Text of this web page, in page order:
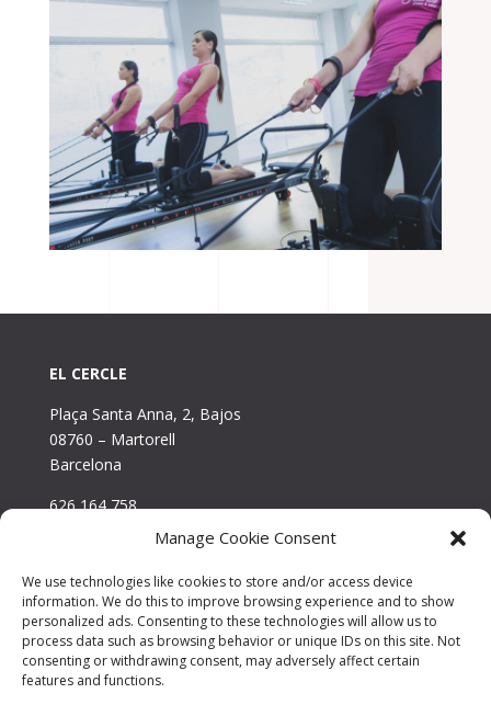
Manage Cookie Consent
We use technologies like cookies to store and/or access device
information. We do this to improve browsing experience and to show
personalized ads. Consenting to these technologies will allow us to
process data such as browsing behavior or unique IDs on this site. Not
consenting or withdrawing consent, may adversely affect certain
features and functions.
EL CERCLE
Plaça Santa Anna, 2, Bajos
08760 – Martorell
Barcelona
626 164 758
Politica de privacidad
Uso-de-cookies
Aviso legal y términos de uso